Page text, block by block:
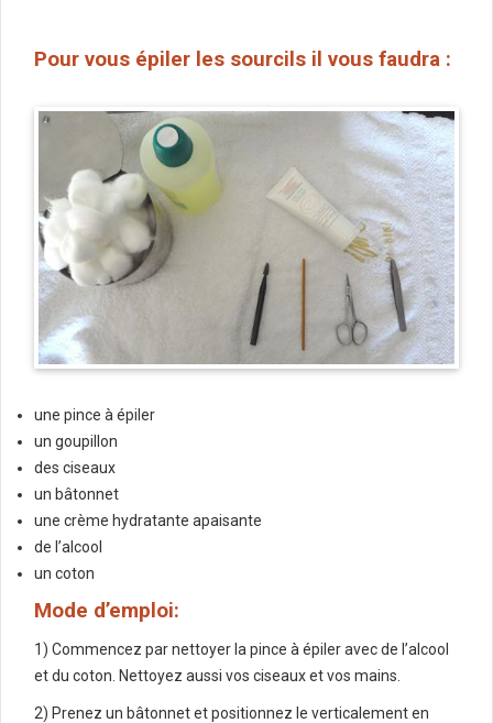
Pour vous épiler les sourcils il vous faudra :
une pince à épiler
un goupillon
des ciseaux
un bâtonnet
une crème hydratante apaisante
de l’alcool
un coton
Mode d’emploi:
1) Commencez par nettoyer la pince à épiler avec de l’alcool
et du coton. Nettoyez aussi vos ciseaux et vos mains.
2) Prenez un bâtonnet et positionnez le verticalement en